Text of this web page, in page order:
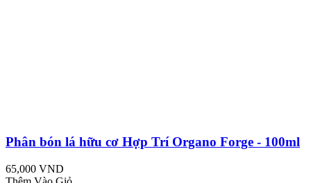
Phân bón lá hữu cơ Hợp Trí Organo Forge - 100ml
65,000 VND